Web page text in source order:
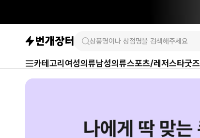
카테고리 여성의류남성의류스포츠/레저스타굿즈